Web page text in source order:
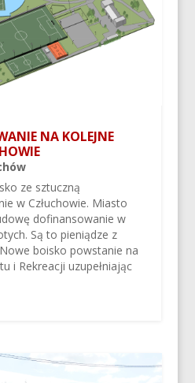
NA KOLEJNE
ze sztuczną
w Człuchowie. Miasto
dofinansowanie w
Są to pieniądze z
boisko powstanie na
i Rekreacji uzupełniając